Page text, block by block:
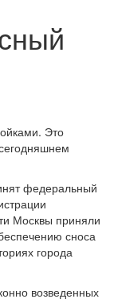
Это
федеральный
Москвы приняли
сноса
города
возведенных